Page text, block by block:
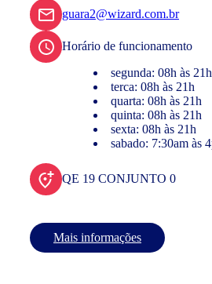
guara2@wizard.com.br
Horário de funcionamento
segunda: 08h às 21h
terca: 08h às 21h
quarta: 08h às 21h
quinta: 08h às 21h
sexta: 08h às 21h
sabado: 7:30am às
QE 19 CONJUNTO 0
Mais informações